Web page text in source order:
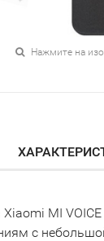
Нажмите на
MI
с